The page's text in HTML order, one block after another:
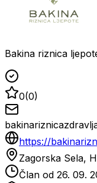
Bakina riznica
0(0)
https://
Zagorska Sela,
Član od 26. 09.